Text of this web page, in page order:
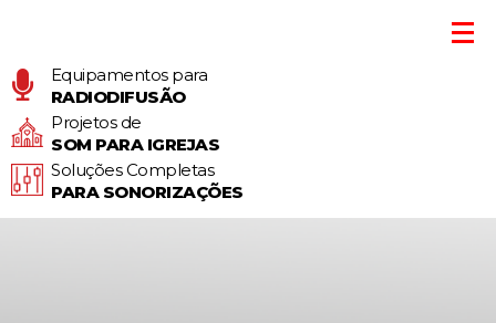
Equipamentos para
RADIODIFUSÃO
Projetos de
SOM PARA IGREJAS
Soluções Completas
PARA SONORIZAÇÕES